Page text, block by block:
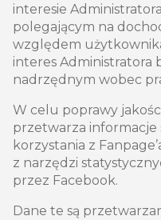
interesie
polegającym na
względem
interes Administratora
nadrzędnym wobec
W celu poprawy
przetwarza informacje
korzystania z
z narzędzi
przez Facebook.
Dane te są